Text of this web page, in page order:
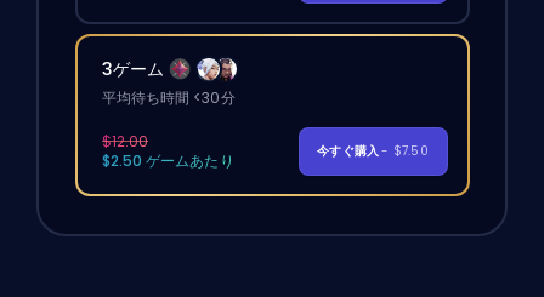
3ゲーム
平均待ち時間 <30分
$12.00
$2.50 ゲームあたり
今すぐ購入- $7.50